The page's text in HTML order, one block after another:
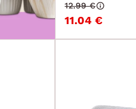
11.04 €
12.99 €